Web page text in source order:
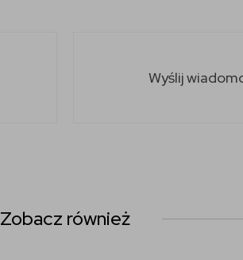
Wyślij
Zobacz również